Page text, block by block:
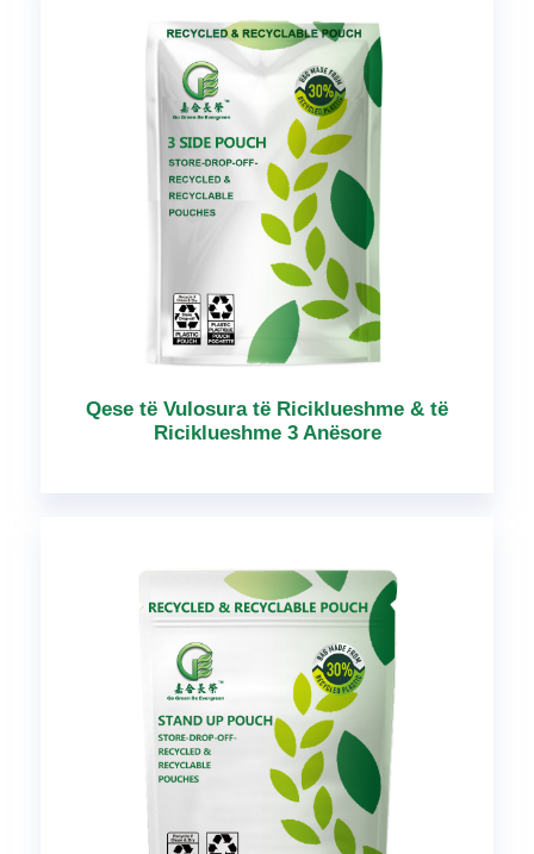
Qese të Vulosura të Riciklueshme & të
Riciklueshme 3 Anësore